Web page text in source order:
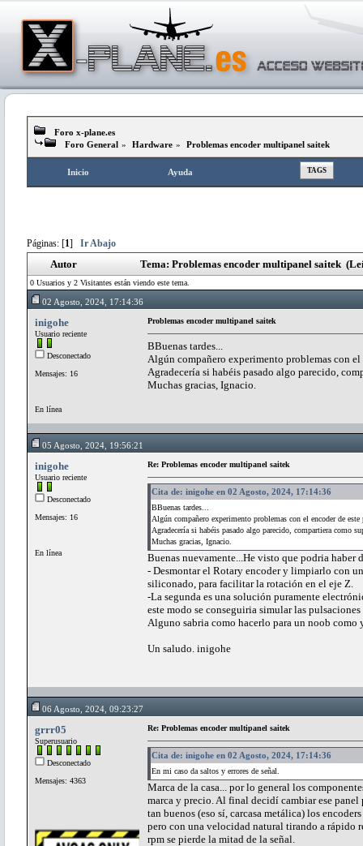
Foro x-plane.es
Foro General » Hardware » Problemas encoder multipanel saitek
Inicio Ayuda TAGS
Páginas: [1] Ir Abajo
Autor Tema: Problemas encoder multipanel saitek
0 Usuarios y 2 Visitantes están viendo este tema.
02 Agosto, 2024, 17:14:36
inigohe
Usuario reciente
Desconectado
Mensajes: 16
En línea
Problemas encoder multipanel saitek
BBuenas tardes...
Algún compañero experimento problemas con el
Agradecería si habéis pasado algo parecido,
Muchas gracias, Ignacio.
05 Agosto, 2024, 19:56:21
inigohe
Usuario reciente
Desconectado
Mensajes: 16
En línea
Re: Problemas encoder multipanel saitek
Cita de: inigohe en 02 Agosto, 2024, 17:14:36
BBuenas tardes...
Algún compañero experimento problemas con el encoder de
Agradecería si habéis pasado algo parecido, compartiera como
Muchas gracias, Ignacio.
Buenas nuevamente...He visto que podria haber
- Desmontar el Rotary encoder y limpiarlo con
siliconado, para facilitar la rotación en el eje Z.
-La segunda es una solución puramente
este modo se conseguiria simular las
Alguno sabria como hacerlo para un noob como
Un saludo. inigohe
06 Agosto, 2024, 09:23:27
grrr05
Superusuario
Desconectado
Mensajes: 4363
Re: Problemas encoder multipanel saitek
Cita de: inigohe en 02 Agosto, 2024, 17:14:36
En mi caso da saltos y errores de señal.
Marca de la casa... por lo general los
marca y precio. Al final decidí cambiar ese panel
tan buenos (eso sí, carcasa metálica) los
pero con una velocidad natural tirando a rápido
rpm se pierde la mitad de la señal.